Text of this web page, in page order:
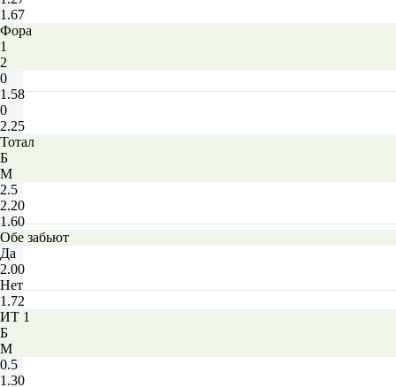
1.67
Фора
1
2
0
1.58
0
2.25
Тотал
Б
М
2.5
2.20
1.60
Обе забьют
Да
2.00
Нет
1.72
ИТ 1
Б
М
0.5
1.30